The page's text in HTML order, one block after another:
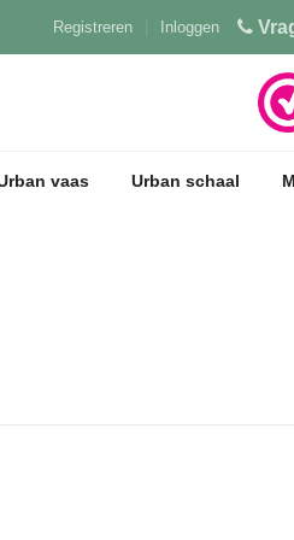
Inloggen
Registreren
vaas Urban schaal